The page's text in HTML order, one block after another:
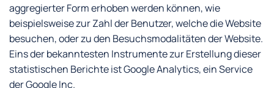
aggregierter Form erhoben werden können, wie
beispielsweise zur Zahl der Benutzer, welche die Website
besuchen, oder zu den Besuchsmodalitäten der Website.
Eins der bekanntesten Instrumente zur Erstellung dieser
statistischen Berichte ist Google Analytics, ein Service
der Google Inc.